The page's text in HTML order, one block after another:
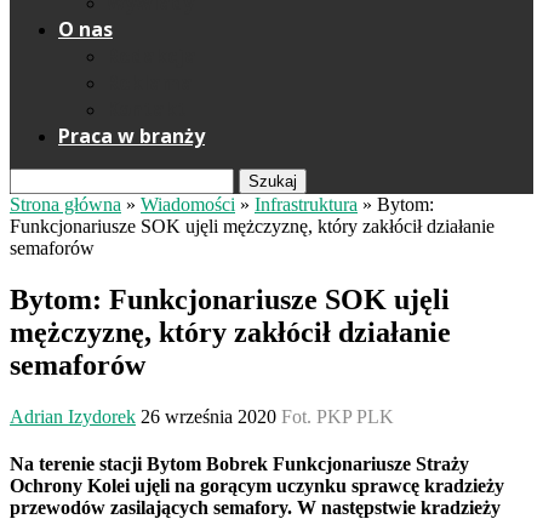
O nas
Praca w branży
Szukaj
Strona główna » Wiadomości » Infrastruktura » Bytom:
Funkcjonariusze SOK ujęli mężczyznę, który zakłócił działanie
semaforów
Bytom: Funkcjonariusze SOK ujęli
mężczyznę, który zakłócił działanie
semaforów
Adrian Izydorek 26 września 2020 Fot. PKP PLK
Na terenie stacji Bytom Bobrek Funkcjonariusze Straży
Ochrony Kolei ujęli na gorącym uczynku sprawcę kradzieży
przewodów zasilających semafory. W następstwie kradzieży